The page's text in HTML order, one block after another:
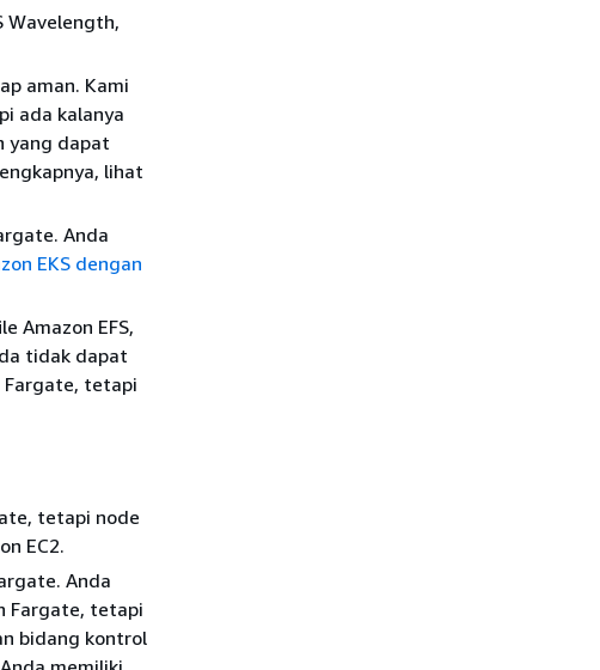
Wavelength,
aman. Kami
ada kalanya
yang dapat
lihat
Anda
EKS dengan
Amazon EFS,
tidak dapat
Fargate, tetapi
tetapi node
EC2.
Anda
Fargate, tetapi
bidang kontrol